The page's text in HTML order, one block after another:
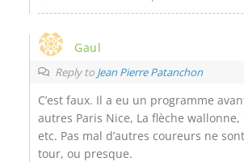
Gaul
Reply to Jean Pierre Patanchon
C’est faux. Il a eu un programme
autres Paris Nice, La flèche wallonne,
etc. Pas mal d’autres coureurs ne
tour, ou presque.